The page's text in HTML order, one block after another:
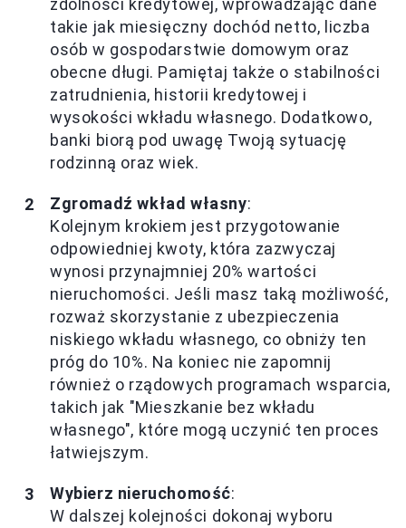
zdolności kredytowej, wprowadzając dane
takie jak miesięczny dochód netto, liczba
osób w gospodarstwie domowym oraz
obecne długi. Pamiętaj także o stabilności
zatrudnienia, historii kredytowej i
wysokości wkładu własnego. Dodatkowo,
banki biorą pod uwagę Twoją sytuację
rodzinną oraz wiek.
Zgromadź wkład własny:
Kolejnym krokiem jest przygotowanie
odpowiedniej kwoty, która zazwyczaj
wynosi przynajmniej 20% wartości
nieruchomości. Jeśli masz taką możliwość,
rozważ skorzystanie z ubezpieczenia
niskiego wkładu własnego, co obniży ten
próg do 10%. Na koniec nie zapomnij
również o rządowych programach wsparcia,
takich jak "Mieszkanie bez wkładu
własnego", które mogą uczynić ten proces
łatwiejszym.
Wybierz nieruchomość:
W dalszej kolejności dokonaj wyboru